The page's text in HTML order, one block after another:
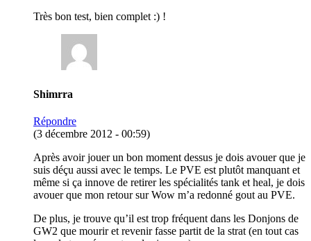
Très bon test, bien complet :) !
Shimrra
Répondre
(3 décembre 2012 - 00:59)
Après avoir jouer un bon moment dessus je dois avouer que je
suis déçu aussi avec le temps. Le PVE est plutôt manquant et
même si ça innove de retirer les spécialités tank et heal, je dois
avouer que mon retour sur Wow m’a redonné gout au PVE.
De plus, je trouve qu’il est trop fréquent dans les Donjons de
GW2 que mourir et revenir fasse partit de la strat (en tout cas